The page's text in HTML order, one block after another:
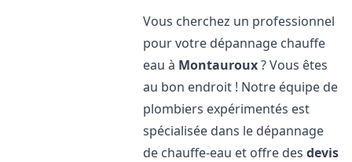
Vous cherchez un professionnel
pour votre dépannage chauffe
eau à Montauroux? Vous êtes
au bon endroit ! Notre équipe de
plombiers expérimentés est
spécialisée dans le dépannage
de chauffe-eau et offre desdevis